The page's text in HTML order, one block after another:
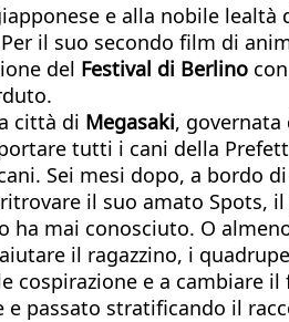
e alla nobile
il suo secondo film di
del Festival di Berlino con
città di Megasaki, governata
tutti i cani della
Sei mesi dopo, a bordo
il suo amato Spots,
ha mai conosciuto. O
il ragazzino, i
e a cambiare il
passato stratificando il